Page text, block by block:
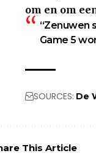
om en om
“Zenuwen
Game 5
SOURCES: De
This Article